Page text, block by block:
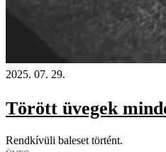
2025. 07. 29.
Törött üvegek
Rendkívüli baleset történt.